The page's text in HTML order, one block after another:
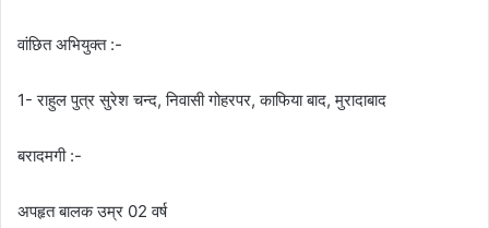
वांछित अभियुक्त :-
1- राहुल पुत्र सुरेश चन्द, निवासी गोहरपर, काफिया बाद, मुरादाबाद
बरादमगी :-
अपहृत बालक उम्र 02 वर्ष